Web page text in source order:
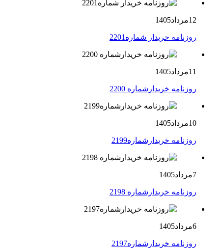
12مرداد1405
روزنامه خریدار شماره2201
11مرداد1405
روزنامه خریدارشماره 2200
10مرداد1405
روزنامه خریدارشماره2199
7مرداد1405
روزنامه خریدارشماره 2198
6مرداد1405
روزنامه خریدارشماره2197